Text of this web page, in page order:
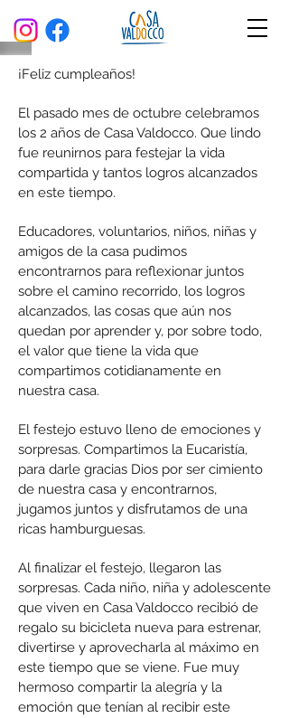
¡Feliz cumpleaños!
El pasado mes de octubre celebramos
los 2 años de Casa Valdocco. Que lindo
fue reunirnos para festejar la vida
compartida y tantos logros alcanzados
en este tiempo.
Educadores, voluntarios, niños, niñas y
amigos de la casa pudimos
encontrarnos para reflexionar juntos
sobre el camino recorrido, los logros
alcanzados, las cosas que aún nos
quedan por aprender y, por sobre todo,
el valor que tiene la vida que
compartimos cotidianamente en
nuestra casa.
El festejo estuvo lleno de emociones y
sorpresas. Compartimos la Eucaristía,
para darle gracias Dios por ser cimiento
de nuestra casa y encontrarnos,
jugamos juntos y disfrutamos de una
ricas hamburguesas.
Al finalizar el festejo, llegaron las
sorpresas. Cada niño, niña y adolescente
que viven en Casa Valdocco recibió de
regalo su bicicleta nueva para estrenar,
divertirse y aprovecharla al máximo en
este tiempo que se viene. Fue muy
hermoso compartir la alegría y la
emoción que tenían al recibir este